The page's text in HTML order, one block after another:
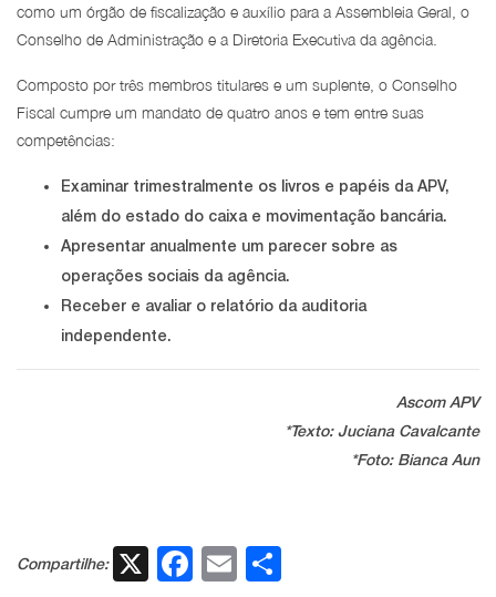
como um órgão de fiscalização e auxílio para a Assembleia Geral, o
Conselho de Administração e a Diretoria Executiva da agência.
Composto por três membros titulares e um suplente, o Conselho
Fiscal cumpre um mandato de quatro anos e tem entre suas
competências:
Examinar trimestralmente os livros e papéis da APV,
além do estado do caixa e movimentação bancária.
Apresentar anualmente um parecer sobre as
operações sociais da agência.
Receber e avaliar o relatório da auditoria
independente.
Ascom APV
*Texto: Juciana Cavalcante
*Foto: Bianca Aun
Compartilhe: X Facebook
Email